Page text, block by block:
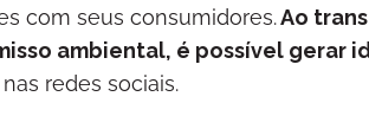
com seus consumidores.Ao
ambiental, é possível gerar
redes sociais.